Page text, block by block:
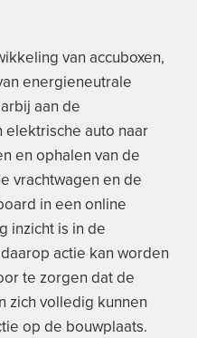
van accuboxen,
energieneutrale
aan de
elektrische auto naar
en ophalen van de
vrachtwagen en de
in een online
inzicht is in de
actie kan worden
te zorgen dat de
zich volledig kunnen
op de bouwplaats.